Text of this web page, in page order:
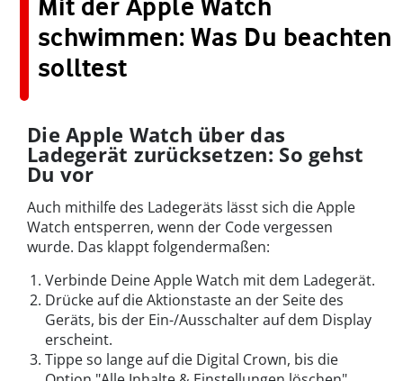
Mit der Apple Watch
schwimmen: Was Du beachten
solltest
Die Apple Watch über das
Ladegerät zurücksetzen: So gehst
Du vor
Auch mithilfe des Ladegeräts lässt sich die Apple
Watch entsperren, wenn der Code vergessen
wurde. Das klappt folgendermaßen:
Verbinde Deine Apple Watch mit dem Ladegerät.
Drücke auf die Aktionstaste an der Seite des
Geräts, bis der Ein-/Ausschalter auf dem Display
erscheint.
Tippe so lange auf die Digital Crown, bis die